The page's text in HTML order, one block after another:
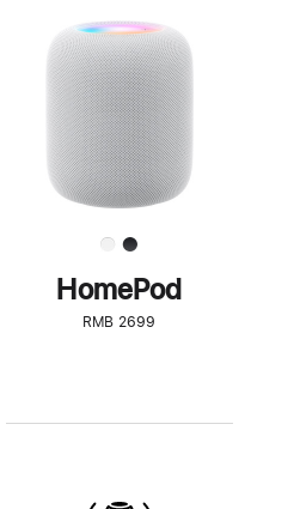
步
了
解
HomePod<
HomePod
RMB 2699